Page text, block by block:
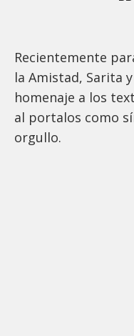
Recientemente
la Amistad, Sarita
homenaje a los
al portalos como
orgullo.